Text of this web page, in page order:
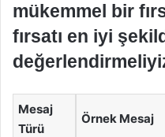
mükemmel bir
fırsatı en iyi
Mesaj
Türü
Örnek Mesaj